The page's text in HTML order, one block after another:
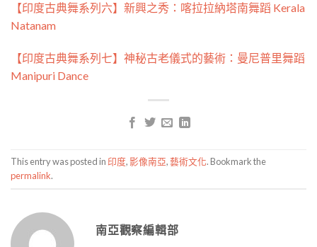
【印度古典舞系列六】新興之秀：喀拉拉納塔南舞蹈 Kerala
Natanam
【印度古典舞系列七】神秘古老儀式的藝術：曼尼普里舞蹈
Manipuri Dance
This entry was posted in 印度,影像南亞,藝術文化. Bookmark the
permalink.
南亞觀察編輯部